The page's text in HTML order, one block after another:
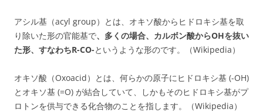
アシル基（acyl group）とは、オキソ酸からヒドロキシ基を取
り除いた形の官能基で、多くの場合、カルボン酸からOHを抜い
た形、すなわちR-CO-というような形のです。（Wikipedia）
オキソ酸（Oxoacid）とは、何らかの原子にヒドロキシ基 (-OH)
とオキソ基 (=O) が結合していて、しかもそのヒドロキシ基がプ
ロトンを供与できる化合物のことを指します。（Wikipedia）